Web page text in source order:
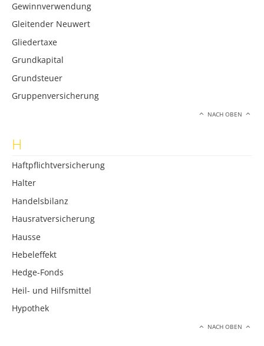
Gewinnverwendung
Gleitender Neuwert
Gliedertaxe
Grundkapital
Grundsteuer
Gruppenversicherung
NACH OBEN
H
Haftpflichtversicherung
Halter
Handelsbilanz
Hausratversicherung
Hausse
Hebeleffekt
Hedge-Fonds
Heil- und Hilfsmittel
Hypothek
NACH OBEN